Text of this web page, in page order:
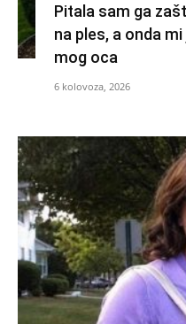
Pitala sam ga
na ples, a onda
mog oca
6 kolovoza, 2026